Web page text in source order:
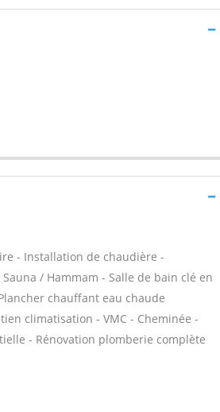
- Installation de chaudière -
/ Hammam - Salle de bain clé en
chauffant eau chaude
climatisation - VMC - Cheminée -
- Rénovation plomberie complète